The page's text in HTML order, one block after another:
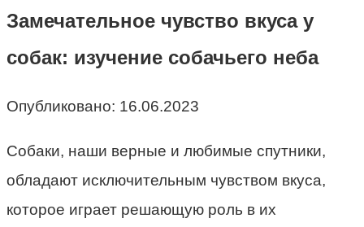
Замечательное чувство вкуса у
собак: изучение собачьего неба
Опубликовано: 16.06.2023
Собаки, наши верные и любимые спутники,
обладают исключительным чувством вкуса,
которое играет решающую роль в их